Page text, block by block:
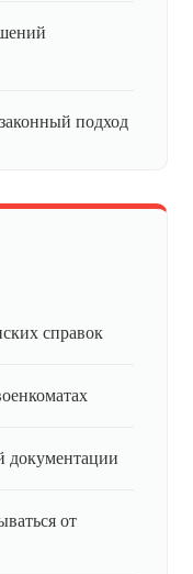
подход
справок
документации
от